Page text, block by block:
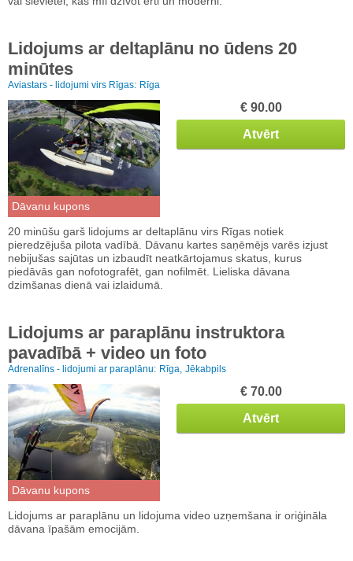
Lidojums ar deltaplānu no ūdens 20
minūtes
Aviastars - lidojumi virs Rīgas: Rīga
Dāvanu kupons
€ 90.00
Atvērt
20 minūšu garš lidojums ar deltaplānu virs Rīgas notiek
pieredzējuša pilota vadībā. Dāvanu kartes saņēmējs varēs izjust
nebijušas sajūtas un izbaudīt neatkārtojamus skatus, kurus
piedāvās gan nofotografēt, gan nofilmēt. Lieliska dāvana
dzimšanas dienā vai izlaidumā.
Lidojums ar paraplānu instruktora
pavadībā + video un foto
Adrenalīns - lidojumi ar paraplānu: Rīga, Jēkabpils
Dāvanu kupons
€ 70.00
Atvērt
Lidojums ar paraplānu un lidojuma video uzņemšana ir oriģināla
dāvana īpašām emocijām.